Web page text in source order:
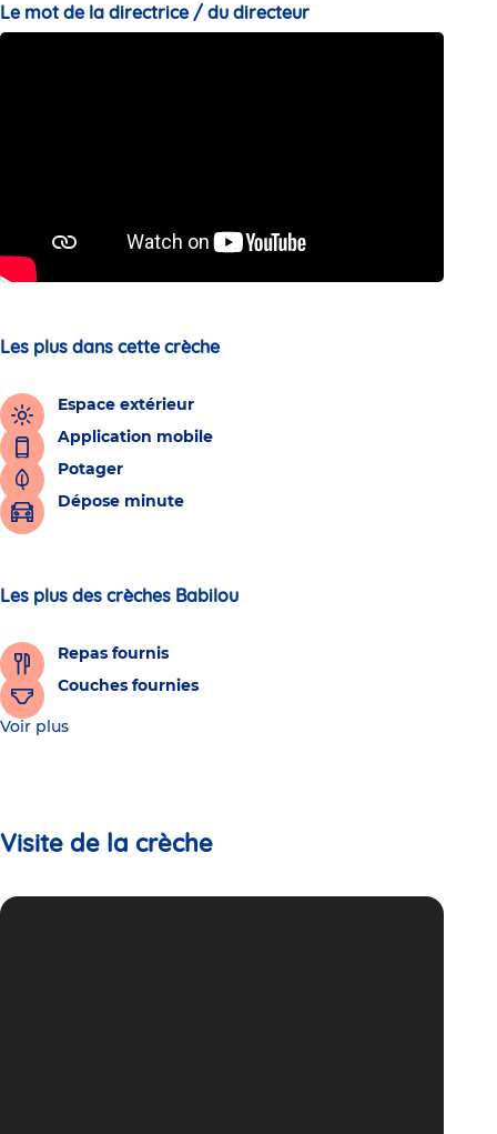
Le mot de la directrice / du directeur
Les plus dans cette crèche
Espace extérieur
Application mobile
Potager
Dépose minute
Les plus des crèches Babilou
Repas fournis
Couches fournies
Voir plus
Visite de la crèche